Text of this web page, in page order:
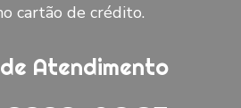
cartão de crédito.
Atendimento